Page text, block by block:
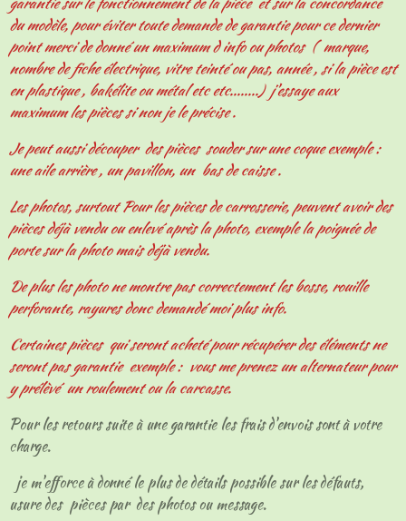
du modèle, pour éviter toute demande de garantie pour ce dernier
point merci de donné un maximum d info ou photos ( marque,
nombre de fiche électrique, vitre teinté ou pas, année , si la pièce est
en plastique , bakélite ou métal etc etc........) j'essaye aux
maximum les pièces si non je le précise .
Je peut aussi découper des pièces souder sur une coque exemple :
une aile arrière , un pavillon, un bas de caisse .
Les photos, surtout Pour les pièces de carrosserie, peuvent avoir des
pièces déjà vendu ou enlevé après la photo, exemple la poignée de
porte sur la photo mais déjà vendu.
De plus les photo ne montre pas correctement les bosse, rouille
perforante, rayures donc demandé moi plus info.
Certaines pièces qui seront acheté pour récupérer des éléments ne
seront pas garantie exemple : vous me prenez un alternateur pour
y prélèvé un roulement ou la carcasse.
Pour les retours suite à une garantie les frais d'envois sont à votre
charge.
je m'efforce à donné le plus de détails possible sur les défauts,
usure des pièces par des photos ou message.